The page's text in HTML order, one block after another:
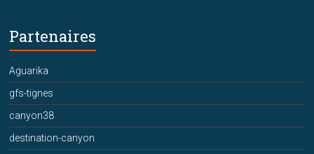
Partenaires
Aguarika
gfs-tignes
canyon38
destination-canyon